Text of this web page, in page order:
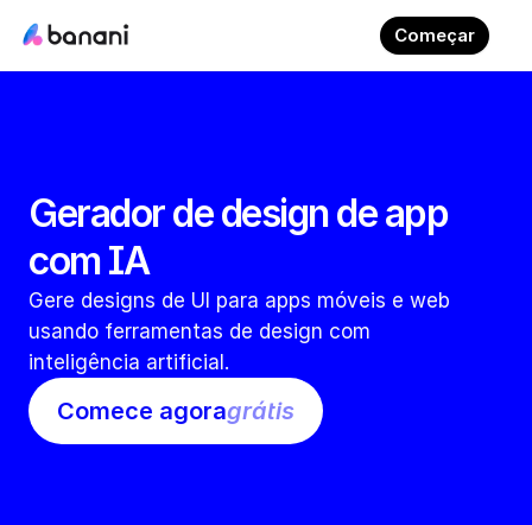
Começar
Gerador de design de app
com IA
Gere designs de UI para apps móveis e web
usando ferramentas de design com
inteligência artificial.
Comece agoragrátis